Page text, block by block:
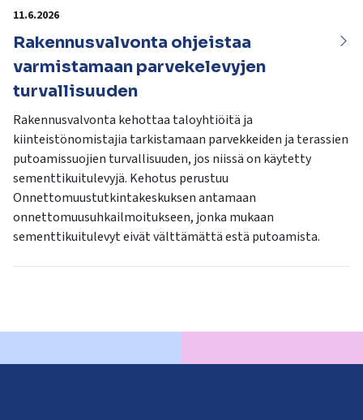
11.6.2026
Rakennusvalvonta ohjeistaa
varmistamaan parvekelevyjen
turvallisuuden
Rakennusvalvonta kehottaa taloyhtiöitä ja
kiinteistönomistajia tarkistamaan parvekkeiden ja terassien
putoamissuojien turvallisuuden, jos niissä on käytetty
sementtikuitulevyjä. Kehotus perustuu
Onnettomuustutkintakeskuksen antamaan
onnettomuusuhkailmoitukseen, jonka mukaan
sementtikuitulevyt eivät välttämättä estä putoamista.